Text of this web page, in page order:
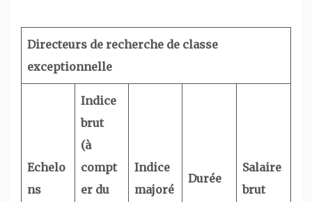
Directeurs de recherche de classe
exceptionnelle
Echelo
ns
Indice
brut
(à
compt
er du
Indice
majoré
Durée
Salaire
brut